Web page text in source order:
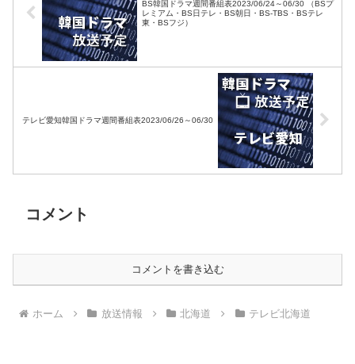
BS韓国ドラマ週間番組表2023/06/24～06/30 （BSプ
レミアム・BS日テレ・BS朝日・BS-TBS・BSテレ
東・BSフジ）
テレビ愛知韓国ドラマ週間番組表2023/06/26～06/30
コメント
コメントを書き込む
ホーム 放送情報 北海道 テレビ北海道